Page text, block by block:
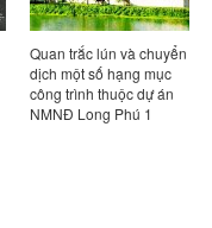
Quan trắc lún và chuyển
dịch một số hạng mục
công trình thuộc dự án
NMNĐ Long Phú 1